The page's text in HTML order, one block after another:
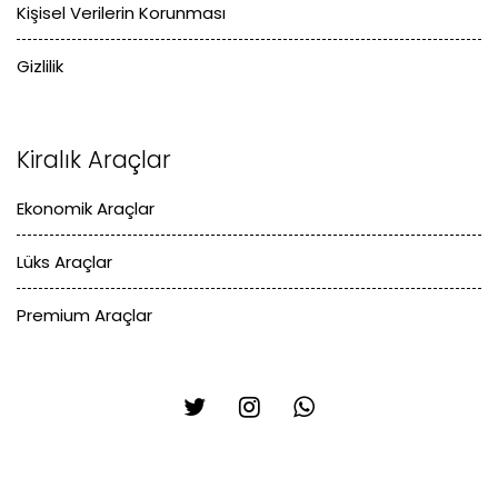
Kişisel Verilerin Korunması
Gizlilik
Kiralık Araçlar
Ekonomik Araçlar
Lüks Araçlar
Premium Araçlar